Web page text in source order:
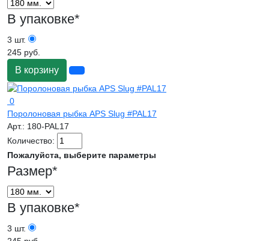
В упаковке*
3 шт.
245 руб.
В корзину
0
Поролоновая рыбка APS Slug #PAL17
Арт.: 180-PAL17
Количество:
Пожалуйста, выберите параметры
Размер*
В упаковке*
3 шт.